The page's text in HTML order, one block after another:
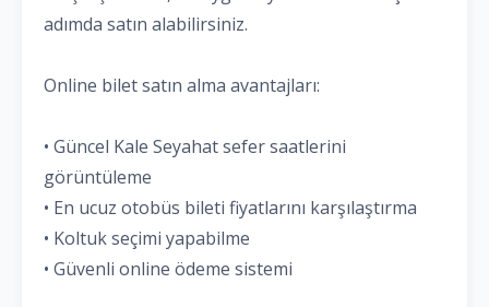
adımda satın alabilirsiniz.
Online bilet satın alma avantajları:
• Güncel Kale Seyahat sefer saatlerini
görüntüleme
• En ucuz otobüs bileti fiyatlarını karşılaştırma
• Koltuk seçimi yapabilme
• Güvenli online ödeme sistemi